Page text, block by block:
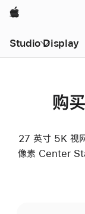
Apple
Studio Display
购
27 英寸 5K 视
像素 Center